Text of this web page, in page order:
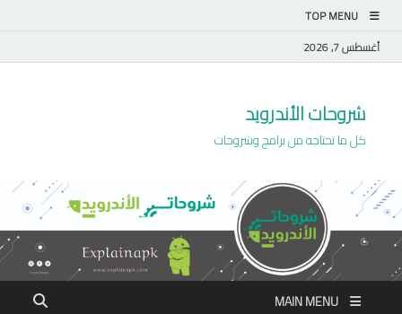
TOP MENU
أغسطس 7, 2026
شروحات الأندرويد
كل ما تحتاجه من برامج وشروحات
MAIN MENU